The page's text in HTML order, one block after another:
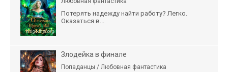
Потерять надежду найти работу? Легко.
Оказаться в...
Злодейка в финале
Попаданцы / Любовная фантастика